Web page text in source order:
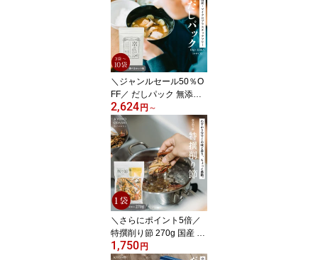
添加 だし トッピング お
好み焼き たこ焼き お吸
い物 そばつゆ 離乳食 京
都 1970年創業 削り節屋
きょうのおだし 森野義
＼ジャンルセール50％O
FF／ だしパック 無添加
離乳食 国産 京のだしパ
ック 10g×12包 選べる数
量（3袋・5袋・10袋）食
塩不使用 酵母エキス不使
用 赤ちゃん 植物由来不
織布 京都 きょうのおだ
し 森野義
2,624 円 ～
＼さらにポイント5倍／
特撰削り節 270g 国産 無
添加 混合削り節 だし用
1,750 円